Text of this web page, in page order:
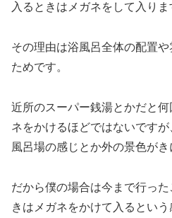
入るときはメガネをして入りま
その理由は浴風呂全体の配置
ためです。
近所のスーパー銭湯とかだと
ネをかけるほどではないです
風呂場の感じとか外の景色がき
だから僕の場合は今まで行っ
きはメガネをかけて入るという